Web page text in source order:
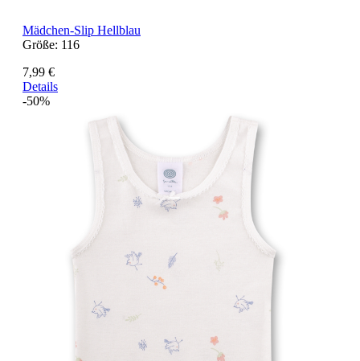
Mädchen-Slip Hellblau
Größe: 116
7,99 €
Details
-50%